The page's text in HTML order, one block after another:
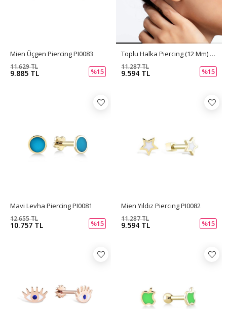
Mien Üçgen Piercing PI0083
9.885 TL
11.629 TL
%15
Toplu Halka Piercing (12 Mm) PI0084
9.594 TL
11.287 TL
%15
Mavi Levha Piercing PI0081
10.757 TL
12.655 TL
%15
Mien Yıldız Piercing PI0082
9.594 TL
11.287 TL
%15